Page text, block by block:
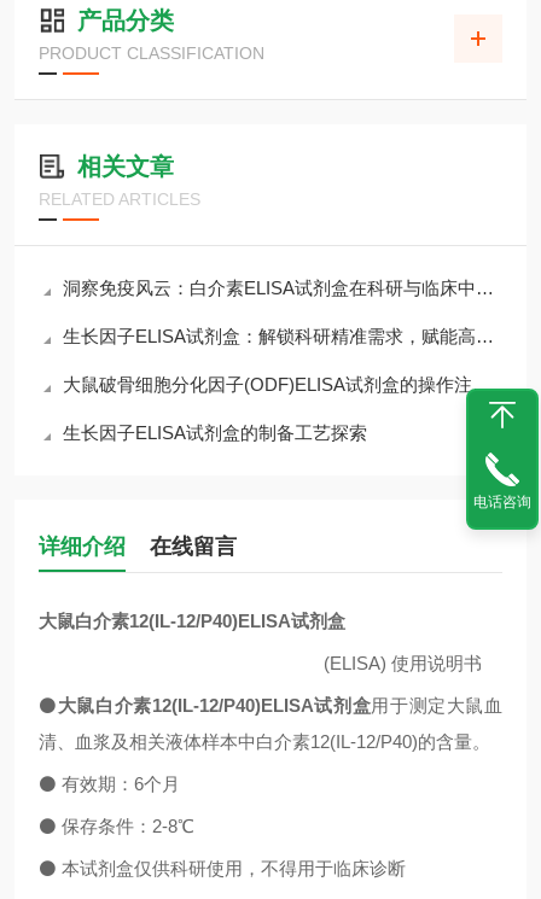
产品分类
PRODUCT CLASSIFICATION
相关文章
RELATED ARTICLES
洞察免疫风云：白介素ELISA试剂盒在科研与临床中的核心价值
生长因子ELISA试剂盒：解锁科研精准需求，赋能高效检测核心优势
大鼠破骨细胞分化因子(ODF)ELISA试剂盒的操作注意事项
生长因子ELISA试剂盒的制备工艺探索
详细介绍 在线留言
大鼠白介素12(IL-12/P40)ELISA试剂盒
(ELISA) 使用说明书
⚫大鼠白介素12(IL-12/P40)ELISA试剂盒用于测定大鼠血
清、血浆及相关液体样本中白介素12(IL-12/P40)的含量。
⚫ 有效期： 6个月
⚫ 保存条件： 2-8℃
⚫ 本试剂盒仅供科研使用，不得用于临床诊断
电话咨询